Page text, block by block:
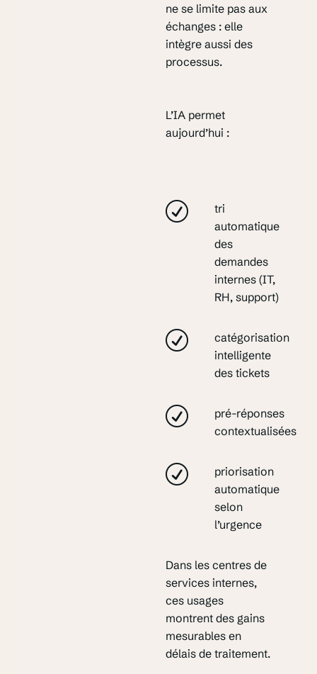
ne se limite pas aux
échanges : elle
intègre aussi des
processus.
L’IA permet
aujourd’hui :
tri
automatique
des
demandes
internes (IT,
RH, support)
catégorisation
intelligente
des tickets
pré-réponses
contextualisées
priorisation
automatique
selon
l’urgence
Dans les centres de
services internes,
ces usages
montrent des gains
mesurables en
délais de traitement.